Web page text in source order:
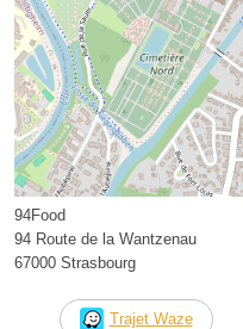
94Food
94 Route de la Wantzenau
67000 Strasbourg
Trajet Waze